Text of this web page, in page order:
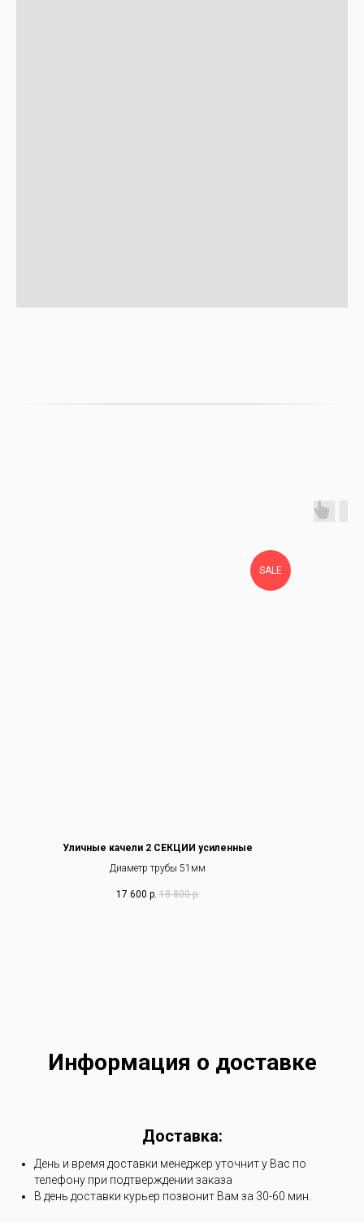
SALE
Уличные качели 2 СЕКЦИИ усиленные
Диаметр трубы 51мм
17 600 р. 18 800 р.
Информация о доставке
Доставка:
День и время доставки менеджер уточнит у Вас по
телефону при подтверждении заказа
В день доставки курьер позвонит Вам за 30-60 мин.